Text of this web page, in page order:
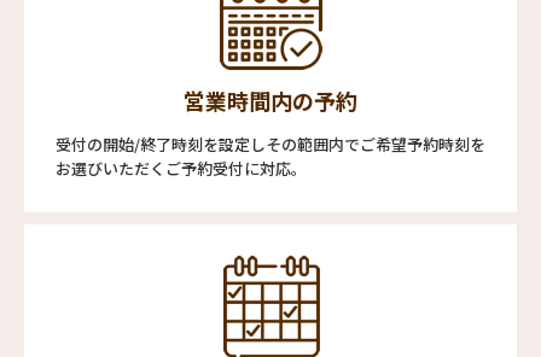
営業時間内の予約
受付の開始/終了時刻を設定しその範囲内でご希望予約時刻を
お選びいただくご予約受付に対応。